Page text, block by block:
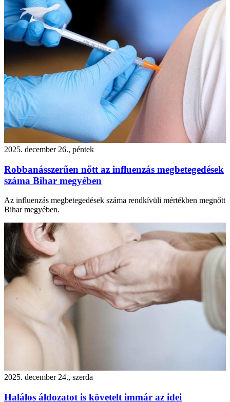
2025. december 26., péntek
Robbanásszerűen nőtt az influenzás megbetegedések
száma Bihar megyében
Az influenzás megbetegedések száma rendkívüli mértékben megnőtt
Bihar megyében.
2025. december 24., szerda
Halálos áldozatot is követelt immár az idei